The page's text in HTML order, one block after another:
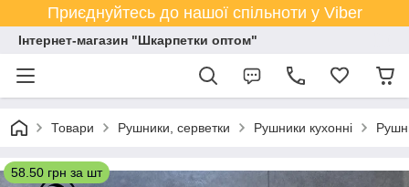
Приєднуйтесь до нашої спільноти у Viber
Інтернет-магазин "Шкарпетки оптом"
Товари Рушники, серветки Рушники кухонні
58.50 грн за шт